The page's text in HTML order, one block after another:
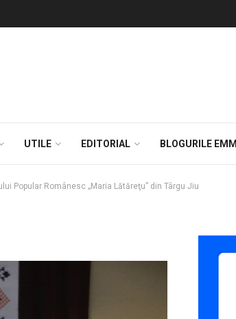
UTILE EDITORIAL BLOGURILE EMM
Popular Românesc „Maria Lătăreţu” din Târgu Jiu